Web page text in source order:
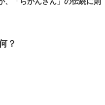
？